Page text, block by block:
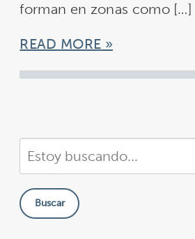
forman en zonas como […]
READ MORE
Buscar
en
nuestra
sitioBuscar